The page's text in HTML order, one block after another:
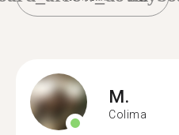
M.
Colima